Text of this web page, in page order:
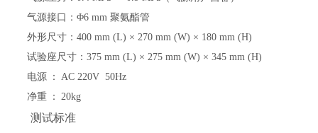
气源接口：Φ6 mm 聚氨酯管
外形尺寸：400 mm (L) × 270 mm (W) × 180 mm (H)
试验座尺寸：375 mm (L) × 275 mm (W) × 345 mm (H)
电源 ：
AC 220V 50Hz
净重 ： 20kg
测试标准